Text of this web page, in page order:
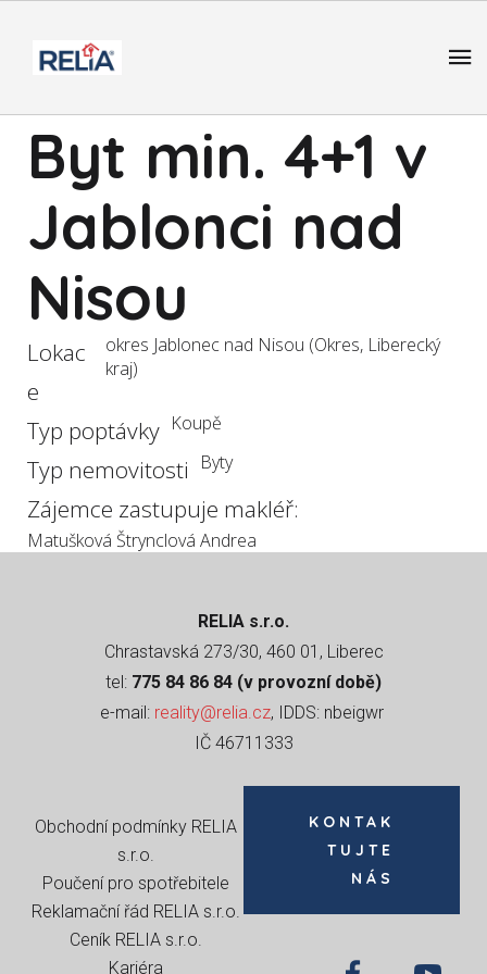
Byt min. 4+1 v
Jablonci nad
Nisou
Lokac
e
okres Jablonec nad Nisou (Okres, Liberecký
kraj)
Typ poptávky Koupě
Typ nemovitosti Byty
Zájemce zastupuje makléř:
Matušková Štrynclová Andrea
RELIA s.r.o.
Chrastavská 273/30, 460 01, Liberec
tel: 775 84 86 84 (v provozní době)
e-mail: reality@relia.cz, IDDS: nbeigwr
IČ 46711333
Obchodní podmínky RELIA
s.r.o.
Poučení pro spotřebitele
Reklamační řád RELIA s.r.o.
Ceník RELIA s.r.o.
Kariéra
KONTAK
TUJTE
NÁS